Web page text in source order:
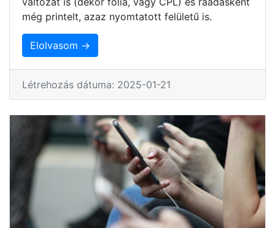
még printelt, azaz nyomtatott felületű is.
Elolvasom →
Létrehozás dátuma: 2025-01-21